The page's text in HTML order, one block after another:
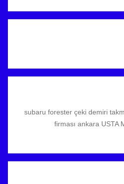
subaru forester çeki demiri
firması ankara USTA